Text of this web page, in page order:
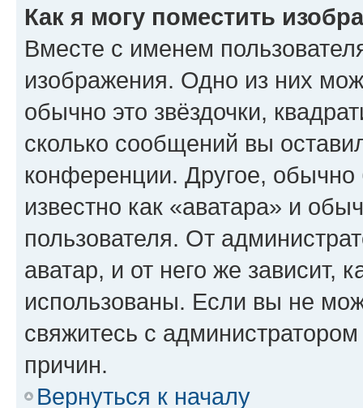
Как я могу поместить
Вместе с именем
изображения. Одно из них
обычно это звёздочки,
сколько сообщений вы
конференции. Другое,
известно как «аватара» и
пользователя. От
аватар, и от него же зависит,
использованы. Если вы не
свяжитесь с
причин.
Вернуться к началу